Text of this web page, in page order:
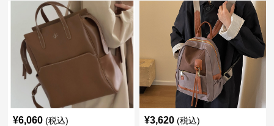
¥6,060 (税込) ¥3,620 (税込)